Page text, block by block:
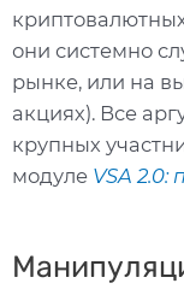
они системно
рынке, или на
акциях). Все
крупных
модуле VSA